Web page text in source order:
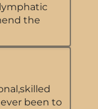
the
been to